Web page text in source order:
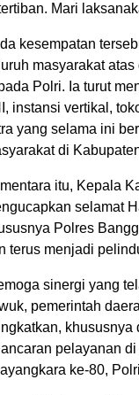
Mari
kesempatan
masyarakat
Polri. Ia turut
instansi vertikal,
yang selama ini
di
itu, Kepala
selamat
Polres
terus menjadi
sinergi yang
pemerintah
khususnya
pelayanan
ke-80,